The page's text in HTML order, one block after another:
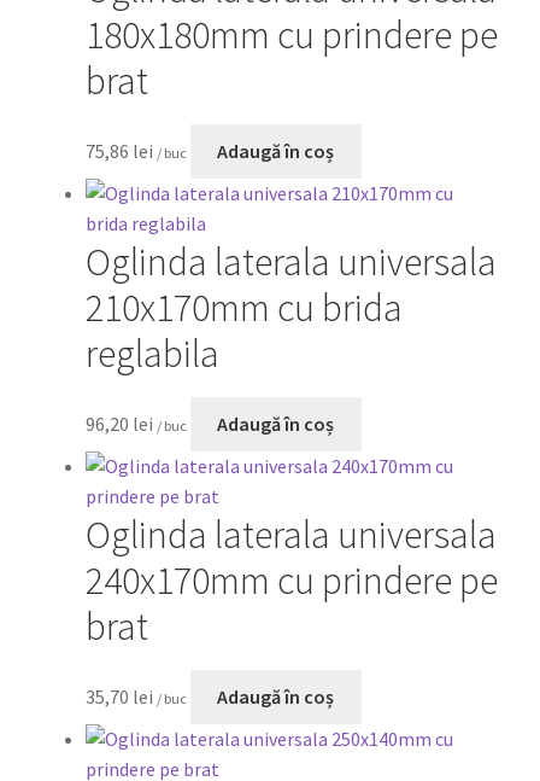
180x180mm cu prindere pe
brat
75,86 lei / buc Adaugă în coș
Oglinda laterala universala
210x170mm cu brida
reglabila
96,20 lei / buc Adaugă în coș
Oglinda laterala universala
240x170mm cu prindere pe
brat
35,70 lei / buc Adaugă în coș